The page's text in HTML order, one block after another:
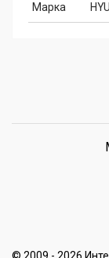
Марка